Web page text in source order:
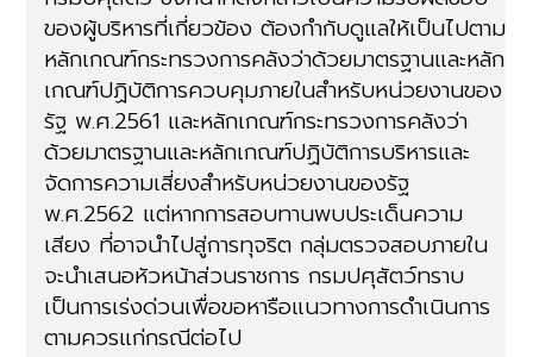
ของผู้บริหารที่เกี่ยวข้อง ต้องกำกับดูแลให้เป็นไปตาม
หลักเกณฑ์กระทรวงการคลังว่าด้วยมาตรฐานและหลัก
เกณฑ์ปฏิบัติการควบคุมภายในสำหรับหน่วยงานของ
รัฐ พ.ศ.2561 และหลักเกณฑ์กระทรวงการคลังว่า
ด้วยมาตรฐานและหลักเกณฑ์ปฏิบัติการบริหารและ
จัดการความเสี่ยงสำหรับหน่วยงานของรัฐ
พ.ศ.2562 แต่หากการสอบทานพบประเด็นความ
เสียง ที่อาจนำไปสู่การทุจริต กลุ่มตรวจสอบภายใน
จะนำเสนอหัวหน้าส่วนราชการ กรมปศุสัตว์ทราบ
เป็นการเร่งด่วนเพื่อขอหารือแนวทางการดำเนินการ
ตามควรแก่กรณีต่อไป